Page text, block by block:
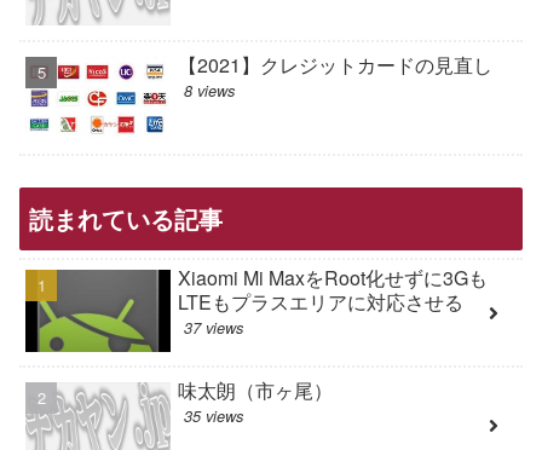
【2021】クレジットカードの見直し
8 views
読まれている記事
Xiaomi Mi MaxをRoot化せずに3Gも
LTEもプラスエリアに対応させる
37 views
味太朗（市ヶ尾）
35 views